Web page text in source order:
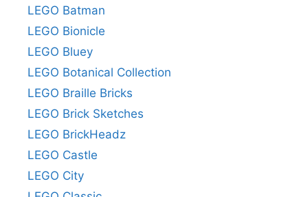
LEGO Batman
LEGO Bionicle
LEGO Bluey
LEGO Botanical Collection
LEGO Braille Bricks
LEGO Brick Sketches
LEGO BrickHeadz
LEGO Castle
LEGO City